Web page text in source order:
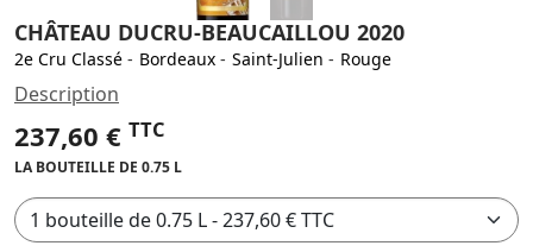
CHÂTEAU DUCRU-BEAUCAILLOU 2020
2e Cru Classé - Bordeaux - Saint-Julien - Rouge
Description
237,60 € TTC
LA BOUTEILLE DE 0.75 L